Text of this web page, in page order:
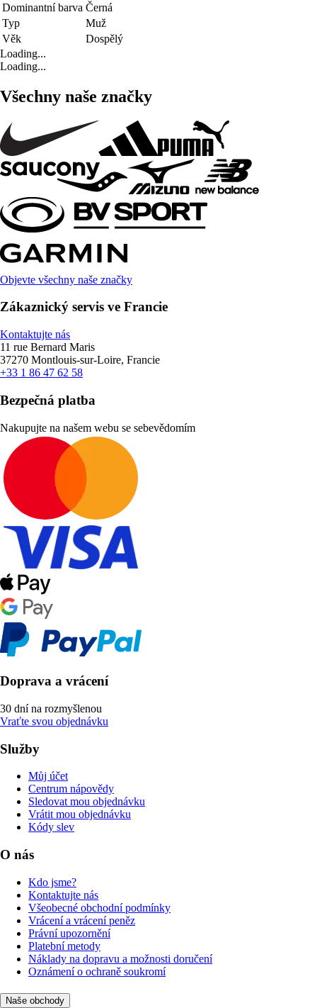
Dominantní barva Černá
Typ
Muž
Věk
Dospělý
Loading...
Loading...
Všechny naše značky
Objevte všechny naše značky
Zákaznický servis ve Francie
Kontaktujte nás
11 rue Bernard Maris
37270 Montlouis-sur-Loire, Francie
+33 1 86 47 62 58
Bezpečná platba
Nakupujte na našem webu se sebevědomím
Doprava a vrácení
30 dní na rozmyšlenou
Vraťte svou objednávku
Služby
Můj účet
Centrum nápovědy
Sledovat mou objednávku
Vrátit mou objednávku
Kódy slev
O nás
Kdo jsme?
Kontaktujte nás
Všeobecné obchodní podmínky
Vrácení a vrácení peněz
Právní upozornění
Platební metody
Náklady na dopravu a možnosti doručení
Oznámení o ochraně soukromí
Naše obchody